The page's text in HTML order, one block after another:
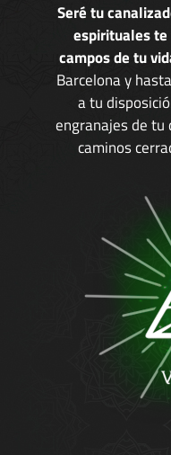
Seré tu
espirituales
campos de tu
Barcelona y hasta
a tu
engranajes de tu
caminos